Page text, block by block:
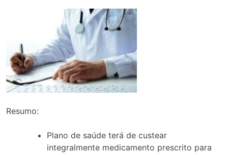
Resumo:
Plano de saúde terá de custear
integralmente medicamento prescrito para